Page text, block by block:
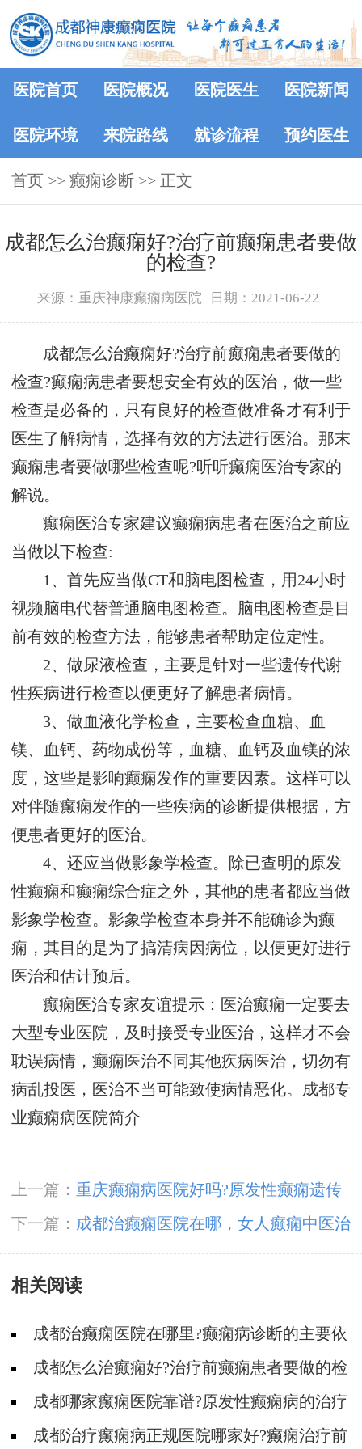
医院首页 医院概况 医院医生 医院新闻
医院环境 来院路线 就诊流程 预约医生
首页 >> 癫痫诊断 >> 正文
成都怎么治癫痫好?治疗前癫痫患者要做
的检查?
来源：重庆神康癫痫病医院 日期：2021-06-22
成都怎么治癫痫好?治疗前癫痫患者要做的
检查?癫痫病患者要想安全有效的医治，做一些
检查是必备的，只有良好的检查做准备才有利于
医生了解病情，选择有效的方法进行医治。那末
癫痫患者要做哪些检查呢?听听癫痫医治专家的
解说。
癫痫医治专家建议癫痫病患者在医治之前应
当做以下检查:
1、首先应当做CT和脑电图检查，用24小时
视频脑电代替普通脑电图检查。脑电图检查是目
前有效的检查方法，能够患者帮助定位定性。
2、做尿液检查，主要是针对一些遗传代谢
性疾病进行检查以便更好了解患者病情。
3、做血液化学检查，主要检查血糖、血
镁、血钙、药物成份等，血糖、血钙及血镁的浓
度，这些是影响癫痫发作的重要因素。这样可以
对伴随癫痫发作的一些疾病的诊断提供根据，方
便患者更好的医治。
4、还应当做影象学检查。除已查明的原发
性癫痫和癫痫综合症之外，其他的患者都应当做
影象学检查。影象学检查本身并不能确诊为癫
痫，其目的是为了搞清病因病位，以便更好进行
医治和估计预后。
癫痫医治专家友谊提示：医治癫痫一定要去
大型专业医院，及时接受专业医治，这样才不会
耽误病情，癫痫医治不同其他疾病医治，切勿有
病乱投医，医治不当可能致使病情恶化。 成都专
业癫痫病医院简介
上一篇： 重庆癫痫病医院好吗?原发性癫痫遗传
二胎吗?
下一篇： 成都治癫痫医院在哪，女人癫痫中医治
疗的方法
相关阅读
成都治癫痫医院在哪里?癫痫病诊断的主要依
据是什么?
成都怎么治癫痫好?治疗前癫痫患者要做的检
查?成都哪家癫痫医院靠谱?原发性癫痫病的治疗
误区有哪些?
​成都治疗癫痫病正规医院哪家好?癫痫治疗前